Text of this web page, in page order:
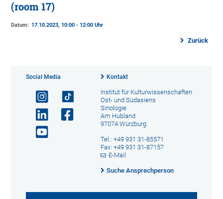
(room 17)
Datum: 17.10.2023, 10:00 - 12:00 Uhr
Zurück
Social Media Kontakt
Institut für Kulturwissenschaften
Ost- und Südasiens
Sinologie
Am Hubland
97074 Würzburg
Tel.: +49 931 31-85571
Fax: +49 931 31-87157
E-Mail
Suche Ansprechperson